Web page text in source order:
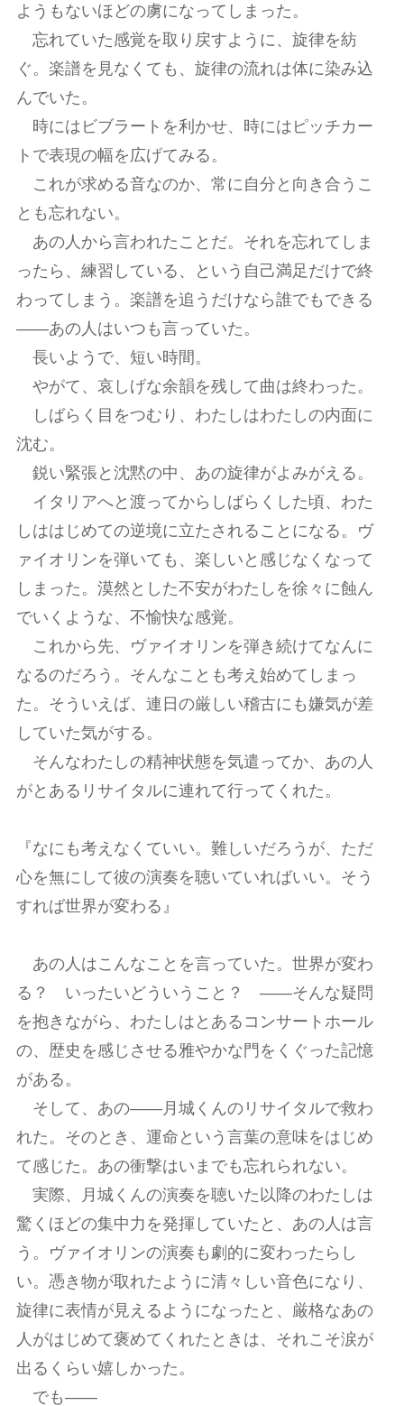
ようもないほどの虜になってしまった。
忘れていた感覚を取り戻すように、旋律を紡
ぐ。楽譜を見なくても、旋律の流れは体に染み込
んでいた。
時にはビブラートを利かせ、時にはピッチカー
トで表現の幅を広げてみる。
これが求める音なのか、常に自分と向き合うこ
とも忘れない。
あの人から言われたことだ。それを忘れてしま
ったら、練習している、という自己満足だけで終
わってしまう。楽譜を追うだけなら誰でもできる
――あの人はいつも言っていた。
長いようで、短い時間。
やがて、哀しげな余韻を残して曲は終わった。
しばらく目をつむり、わたしはわたしの内面に
沈む。
鋭い緊張と沈黙の中、あの旋律がよみがえる。
イタリアへと渡ってからしばらくした頃、わた
しははじめての逆境に立たされることになる。ヴ
ァイオリンを弾いても、楽しいと感じなくなって
しまった。漠然とした不安がわたしを徐々に蝕ん
でいくような、不愉快な感覚。
これから先、ヴァイオリンを弾き続けてなんに
なるのだろう。そんなことも考え始めてしまっ
た。そういえば、連日の厳しい稽古にも嫌気が差
していた気がする。
そんなわたしの精神状態を気遣ってか、あの人
がとあるリサイタルに連れて行ってくれた。
『なにも考えなくていい。難しいだろうが、ただ
心を無にして彼の演奏を聴いていればいい。そう
すれば世界が変わる』
あの人はこんなことを言っていた。世界が変わ
る？ いったいどういうこと？ ――そんな疑問
を抱きながら、わたしはとあるコンサートホール
の、歴史を感じさせる雅やかな門をくぐった記憶
がある。
そして、あの――月城くんのリサイタルで救わ
れた。そのとき、運命という言葉の意味をはじめ
て感じた。あの衝撃はいまでも忘れられない。
実際、月城くんの演奏を聴いた以降のわたしは
驚くほどの集中力を発揮していたと、あの人は言
う。ヴァイオリンの演奏も劇的に変わったらし
い。憑き物が取れたように清々しい音色になり、
旋律に表情が見えるようになったと、厳格なあの
人がはじめて褒めてくれたときは、それこそ涙が
出るくらい嬉しかった。
でも――